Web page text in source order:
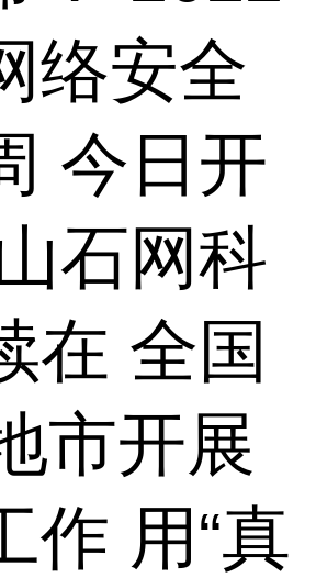
络安全
今日开
石网科
在 全国
市开展
作 用“真